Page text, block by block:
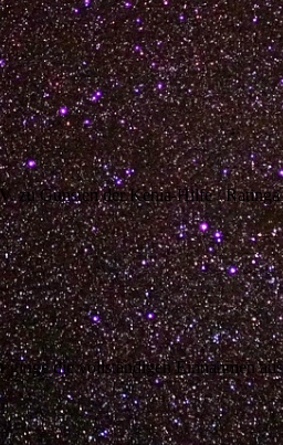
zu Gunsten der Kenia-Hilfe /
die vollständigen Einnahmen